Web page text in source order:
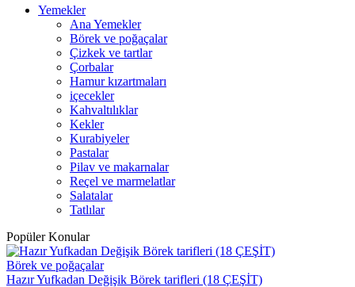
Yemekler
Ana Yemekler
Börek ve poğaçalar
Çizkek ve tartlar
Çorbalar
Hamur kızartmaları
içecekler
Kahvaltılıklar
Kekler
Kurabiyeler
Pastalar
Pilav ve makarnalar
Reçel ve marmelatlar
Salatalar
Tatlılar
Popüler Konular
Börek ve poğaçalar
Hazır Yufkadan Değişik Börek tarifleri (18 ÇEŞİT)